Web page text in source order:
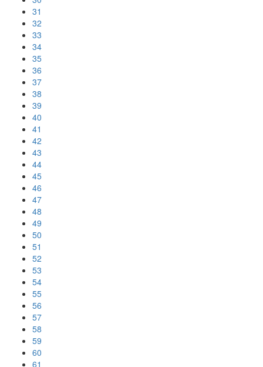
31
32
33
34
35
36
37
38
39
40
41
42
43
44
45
46
47
48
49
50
51
52
53
54
55
56
57
58
59
60
61